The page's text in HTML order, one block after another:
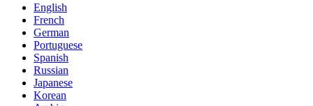
English
French
German
Portuguese
Spanish
Russian
Japanese
Korean